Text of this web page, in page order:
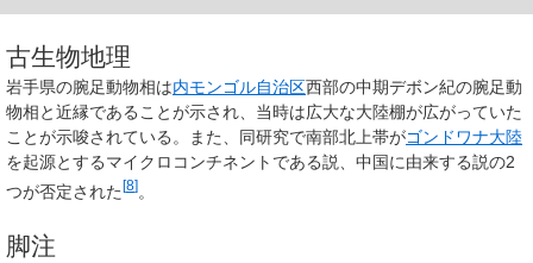
古生物地理
岩手県の腕足動物相は内モンゴル自治区西部の中期デボン紀の腕足動
物相と近縁であることが示され、当時は広大な大陸棚が広がっていた
ことが示唆されている。また、同研究で南部北上帯がゴンドワナ大陸
を起源とするマイクロコンチネントである説、中国に由来する説の2
つが否定された [8] 。
脚注